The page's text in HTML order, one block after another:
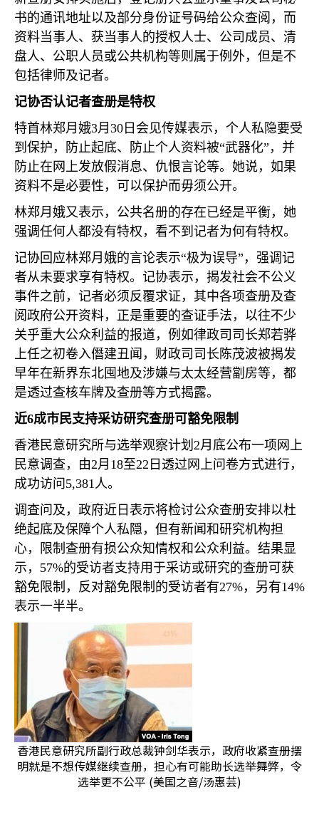
书的通讯地址以及部分身份证号码给公众查阅，而
资料当事人、获当事人的授权人士、公司成员、清
盘人、公职人员或公共机构等则属于例外，但是不
包括律师及记者。
记协否认记者查册是特权
特首林郑月娥3月 30 日会见传媒表示，个人私隐要受
到保护，防止起底、防止个人资料被“武器化”，并
防止在网上发放假消息、仇恨言论等。她说，如果
资料不是必要性，可以保护而毋须公开。
林郑月娥又表示，公共名册的存在已经是平衡，她
强调任何人都没有特权，看不到记者为何有特权。
记协回应林郑月娥的言论表示“极为误导”，强调记
者从未要求享有特权。记协表示，揭发社会不公义
事件之前，记者必须反覆求证，其中各项查册及查
阅政府公开资料，正是重要的查证手法，以往不少
关乎重大公众利益的报道，例如律政司司长郑若骅
上任之初卷入僭建丑闻，财政司司长陈茂波被揭发
早年在新界东北囤地及涉嫌与太太经营劏房等，都
是透过查核车牌及查册等方式揭露。
近6成市民支持采访研究查册可豁免限制
香港民意研究所与选举观察计划 2月底公布一项网上
民意调查，由2月 18至22 日透过网上问卷方式进行，
成功访问 5,381人。
调查问及，政府近日表示将检讨公众查册安排以杜
绝起底及保障个人私隠，但有新闻和研究机构担
心，限制查册有损公众知情权和公众利益。结果显
示， 57%的受访者支持用于采访或研究的查册可获
豁免限制，反对豁免限制的受访者有27%，另有14%
表示一半半。
香港民意研究所副行政总裁钟剑华表示，政府收紧查册摆
明就是不想传媒继续查册，担心有可能助长选举舞弊，令
选举更不公平 (美国之音/汤惠芸)